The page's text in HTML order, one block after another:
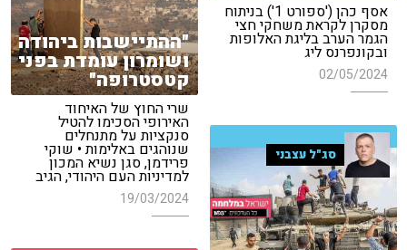
אסף כהן ('ספורט 1') בניתוח
מסקרן לקראת משחקי חצי
הגמר הערב בליגת האלופות
ובקונפרנס ליג
02/05/2024
"ההתיישבות ביהודה
ושומרון עומדת בפני
קטסטרופה"
שרי החוץ של האיחוד
האירופי הסכימו להטיל
סנקציות על מתנחלים
שנוהגים באלימות • שוקי
פרידמן, סגן נשיא המכון
למדיניות העם היהודי, הגיב
19/03/2024
סג"ל עצבני